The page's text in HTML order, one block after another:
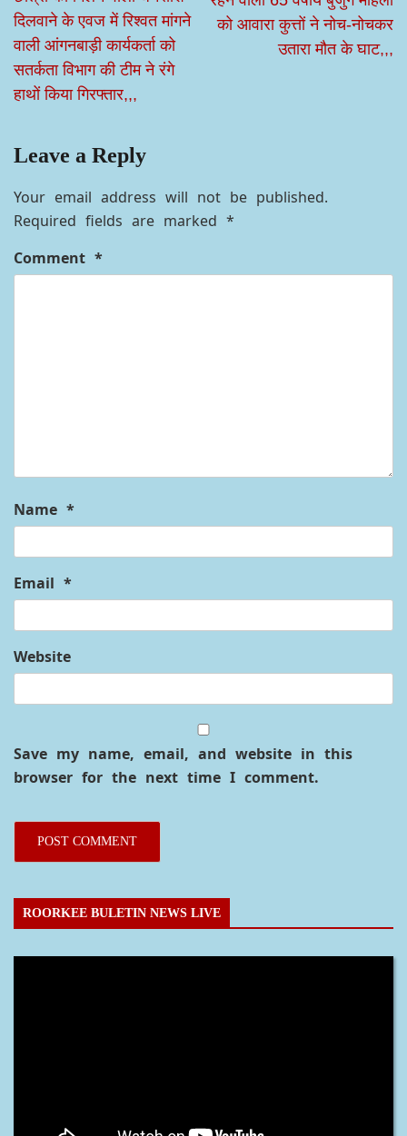
दिलवाने के एवज में रिश्वत मांगने
वाली आंगनबाड़ी कार्यकर्ता को
सतर्कता विभाग की टीम ने रंगे
हाथों किया गिरफ्तार,,,
को आवारा कुत्तों ने नोच-नोचकर
उतारा मौत के घाट,,,
Leave a Reply
Your email address will not be published.
Required fields are marked *
Comment *
Name *
Email *
Website
Save my name, email, and website in this
browser for the next time I comment.
ROORKEE BULETIN NEWS LIVE